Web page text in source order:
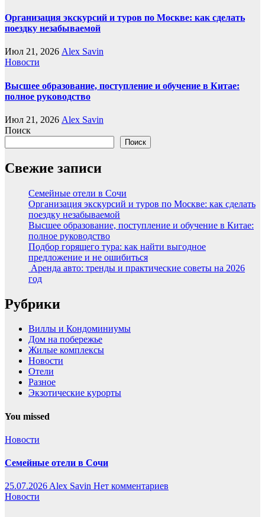
Организация экскурсий и туров по Москве: как сделать
поездку незабываемой
Июл 21, 2026 Alex Savin
Новости
Высшее образование, поступление и обучение в Китае:
полное руководство
Июл 21, 2026 Alex Savin
Поиск
Поиск
Свежие записи
Семейные отели в Сочи
Организация экскурсий и туров по Москве: как сделать
поездку незабываемой
Высшее образование, поступление и обучение в Китае:
полное руководство
Подбор горящего тура: как найти выгодное
предложение и не ошибиться
Аренда авто: тренды и практические советы на 2026
год
Рубрики
Виллы и Кондоминиумы
Дом на побережье
Жилые комплексы
Новости
Отели
Разное
Экзотические курорты
You missed
Новости
Семейные отели в Сочи
25.07.2026Alex Savin Нет комментариев
Новости